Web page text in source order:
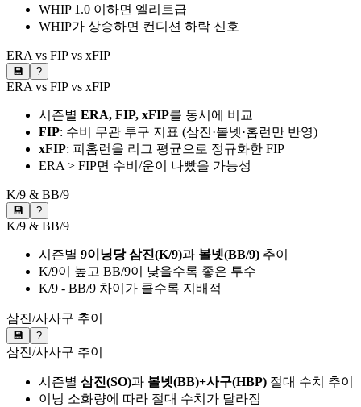
WHIP 1.0 이하면 엘리트급
WHIP가 상승하면 컨디션 하락 신호
ERA vs FIP vs xFIP
💾 ?
ERA vs FIP vs xFIP
시즌별 ERA, FIP, xFIP를 동시에 비교
FIP: 수비 무관 투구 지표 (삼진·볼넷·홈런만 반영)
xFIP: 피홈런을 리그 평균으로 정규화한 FIP
ERA > FIP면 수비/운이 나빴을 가능성
K/9 & BB/9
💾 ?
K/9 & BB/9
시즌별 9이닝당 삼진(K/9)과 볼넷(BB/9) 추이
K/9이 높고 BB/9이 낮을수록 좋은 투수
K/9 - BB/9 차이가 클수록 지배적
삼진/사사구 추이
💾 ?
삼진/사사구 추이
시즌별 삼진(SO)과 볼넷(BB)+사구(HBP) 절대 수치 추이
이닝 소화량에 따라 절대 수치가 달라짐